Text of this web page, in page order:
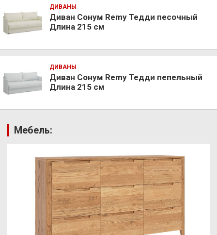
ДИВАНЫ
Диван Сонум Remy Тедди песочный
Длина 215 см
ДИВАНЫ
Диван Сонум Remy Тедди пепельный
Длина 215 см
Мебель: